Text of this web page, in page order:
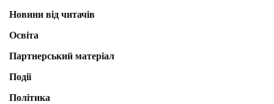
Новини від читачів
Освіта
Партнерський матеріал
Події
Політика